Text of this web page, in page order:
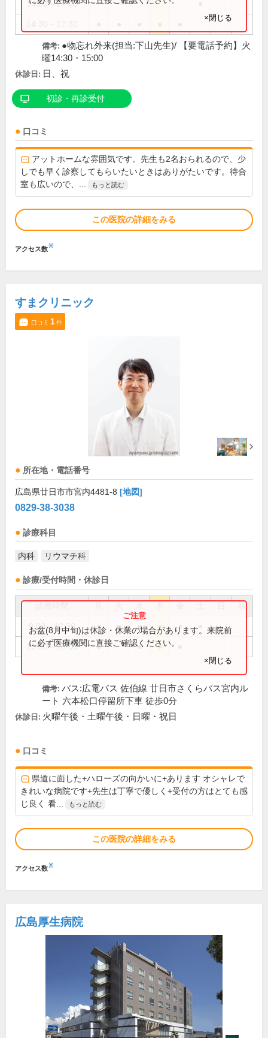
14:30～17:00
×閉じる
備考: ●物忘れ外来(担当:下山先生)/ 【要電話予約】火
曜14:30・15:00
休診日: 日、祝
初診・再診受付
口コミ
アットホームな雰囲気です。先生も2名おられるので、少
しでも早く診察してもらいたいときはありがたいです。待合
室も広いので、...
もっと読む
この医院の詳細をみる
アクセス数※
すまクリニック
口コミ 1件
所在地・電話番号
広島県廿日市市宮内4481-8 [地図]
0829-38-3038
診療科目
内科 リウマチ科
診療/受付時間・休診日
祝
9:00～12:30 ● ● ● ● ●
15:00～18:00 ● ● ●
お盆(8月中旬)は休診・休業の場合があります。来院前
に必ず医療機関に直接ご確認ください。
×閉じる
備考: バス:広電バス 佐伯線 廿日市さくらバス宮内ル
ート 六本松口停留所下車 徒歩0分
休診日: 火曜午後・土曜午後・日曜・祝日
口コミ
県道に面した+ハローズの向かいに+あります オシャレで
きれいな病院です+先生は丁寧で優しく+受付の方はとても感
じ良く 看...
もっと読む
この医院の詳細をみる
アクセス数※
広島厚生病院